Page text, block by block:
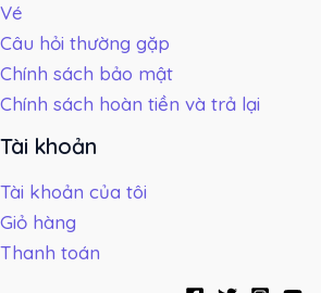
Vé
Câu hỏi thường gặp
Chính sách bảo mật
Chính sách hoàn tiền và trả lại
Tài khoản
Tài khoản của tôi
Giỏ hàng
Thanh toán